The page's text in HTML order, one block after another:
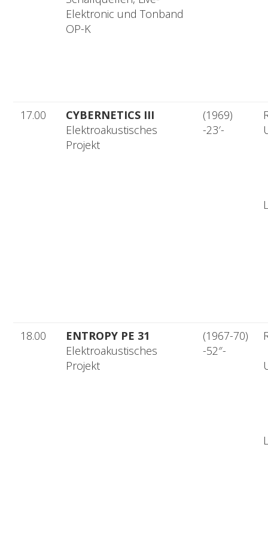
Elektronic und Tonband
OP-K
17.00
CYBERNETICS III
Elektroakustisches
Projekt
(1969)
-23′-
18.00
ENTROPY PE 31
Elektroakustisches
Projekt
(1967-70)
-52″-